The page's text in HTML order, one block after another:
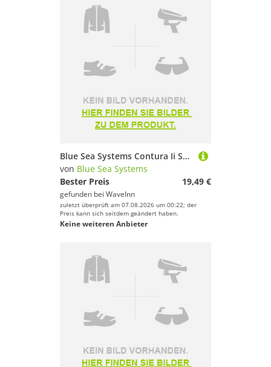
Blue Sea Systems Contura Ii Switch Spst Off/mom On Schwarz
von Blue Sea Systems
Bester Preis
19,49 €
gefunden bei WaveInn
zuletzt überprüft am 07.08.2026 um 00:22; der
Preis kann sich seitdem geändert haben.
Keine weiteren Anbieter